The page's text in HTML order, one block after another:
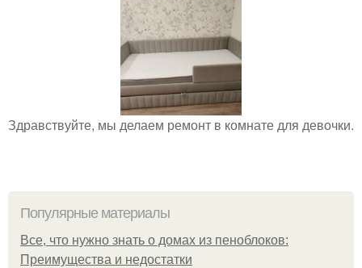
Здравствуйте, мы делаем ремонт в комнате для девочки.
Популярные материалы
Все, что нужно знать о домах из пеноблоков:
Преимущества и недостатки